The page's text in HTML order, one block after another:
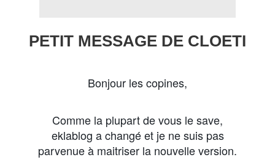
PETIT MESSAGE DE CLOETI
Bonjour les copines,
Comme la plupart de vous le save,
eklablog a changé et je ne suis pas
parvenue à maitriser la nouvelle version.